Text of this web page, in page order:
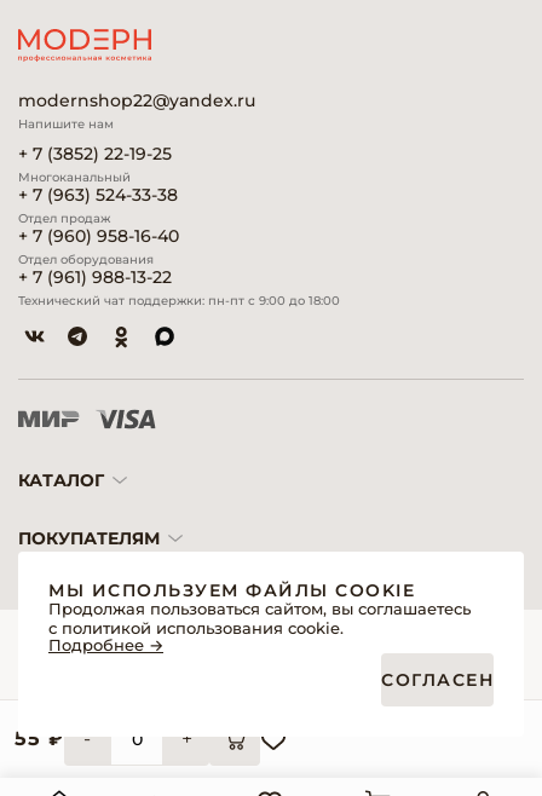
55 ₽ - +
modernshop22@yandex.ru
Напишите нам
+ 7 (3852) 22-19-25
Многоканальный
+ 7 (963) 524-33-38
Отдел продаж
+ 7 (960) 958-16-40
Отдел оборудования
+ 7 (961) 988-13-22
Технический чат поддержки: пн-пт с 9:00 до 18:00
КАТАЛОГ
ПОКУПАТЕЛЯМ
© 2026 «Модерн»— Косметика и оборудование для профессионалов
Публичная оферта интернет-магазина для профессиональных участников
Согласие на обработку персональных данных
Создание сайтов
МЫ ИСПОЛЬЗУЕМ ФАЙЛЫ COOKIE
Продолжая пользоваться сайтом, вы соглашаетесь
с политикой использования cookie.
Подробнее →
СОГЛАСЕН